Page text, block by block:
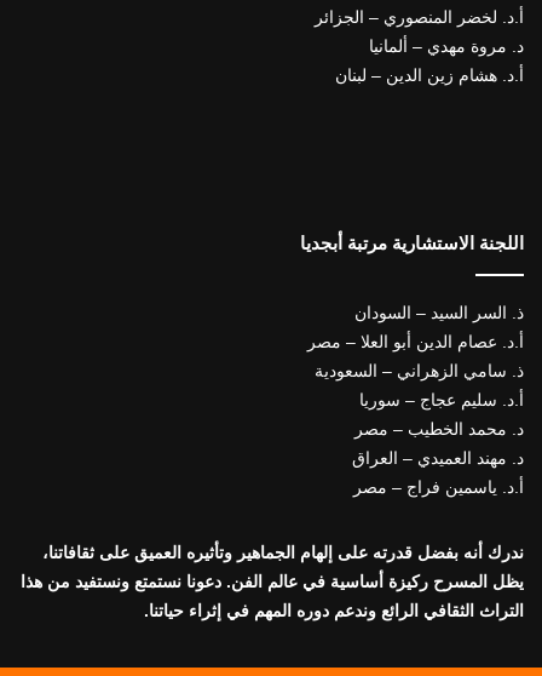
أ.د. لخضر المنصوري – الجزائر
د. مروة مهدي – ألمانيا
أ.د. هشام زين الدين – لبنان
اللجنة الاستشارية مرتبة أبجديا
ذ. السر السيد – السودان
أ.د. عصام الدين أبو العلا – مصر
ذ. سامي الزهراني – السعودية
أ.د. سليم عجاج – سوريا
د. محمد الخطيب – مصر
د. مهند العميدي – العراق
أ.د. ياسمين فراج – مصر
ندرك أنه بفضل قدرته على إلهام الجماهير وتأثيره العميق على ثقافاتنا،
يظل المسرح ركيزة أساسية في عالم الفن. دعونا نستمتع ونستفيد من هذا
التراث الثقافي الرائع وندعم دوره المهم في إثراء حياتنا.